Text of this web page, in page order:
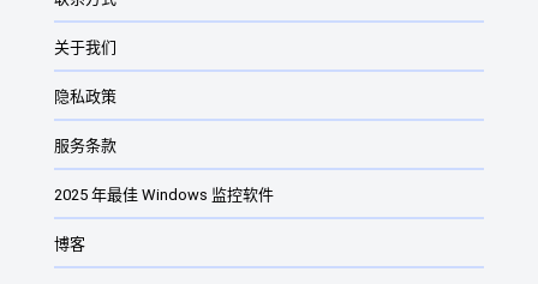
2024 年适用于 Windows 的最佳监控软件
最佳 Windows 11 和 Windows 10 密钥记录器
Windows 11 免费键盘记录程序
Windows 家长控制软件
网站监控软件与监控软件
关于我们
隐私政策
服务条款
2025 年最佳 Windows 监控软件
博客